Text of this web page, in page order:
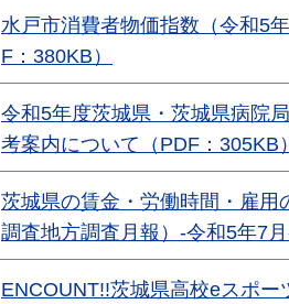
水戸市消費者物価指数（令和5
F：380KB）
令和5年度茨城県・茨城県病院
考案内について（PDF：305KB）
茨城県の賃金・労働時間・雇用
調査地方調査月報）-令和5年7月
ENCOUNT!!茨城県高校eスポ